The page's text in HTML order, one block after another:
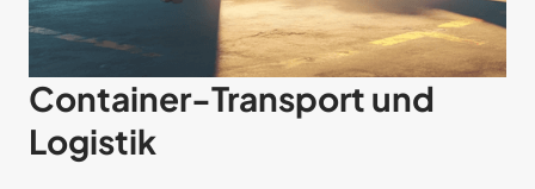
Container-Transport und
Logistik